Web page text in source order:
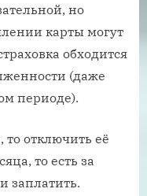
но
карты могут
обходится
(даже
периоде).
то отключить её
то есть за
заплатить.